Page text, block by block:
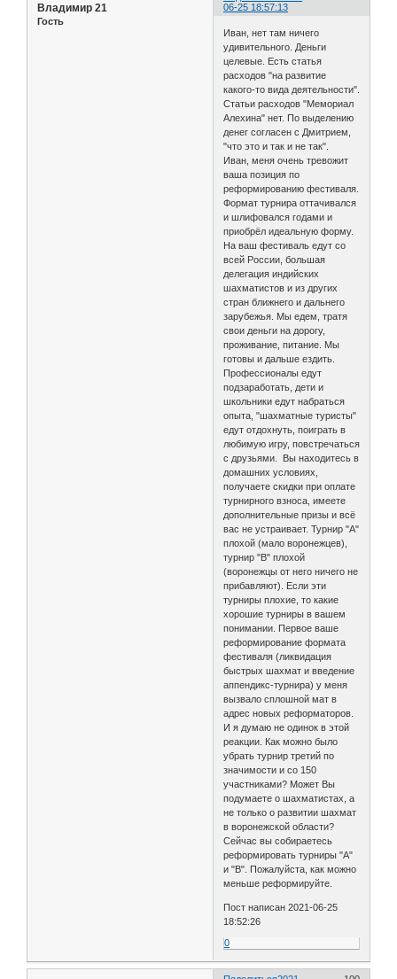
06-25 18:57:13
Владимир 21
Гость
Иван, нет там ничего
удивительного. Деньги
целевые. Есть статья
расходов "на развитие
какого-то вида деятельности".
Статьи расходов "Мемориал
Алехина" нет. По выделению
денег согласен с Дмитрием,
"что это и так и не так".
Иван, меня очень тревожит
ваша позиция по
реформированию фестиваля.
Формат турнира оттачивался
и шлифовался годами и
приобрёл идеальную форму.
На ваш фестиваль едут со
всей России, большая
делегация индийских
шахматистов и из других
стран ближнего и дальнего
зарубежья. Мы едем, тратя
свои деньги на дорогу,
проживание, питание. Мы
готовы и дальше ездить.
Профессионалы едут
подзаработать, дети и
школьники едут набраться
опыта, "шахматные туристы"
едут отдохнуть, поиграть в
любимую игру, повстречаться
с друзьями. Вы находитесь в
домашних условиях,
получаете скидки при оплате
турнирного взноса, имеете
дополнительные призы и всё
вас не устраивает. Турнир "А"
плохой (мало воронежцев),
турнир "В" плохой
(воронежцы от него ничего не
прибавляют). Если эти
турниры плохие, то какие
хорошие турниры в вашем
понимании. Первое ваше
реформирование формата
фестиваля (ликвидация
быстрых шахмат и введение
аппендикс-турнира) у меня
вызвало сплошной мат в
адрес новых реформаторов.
И я думаю не одинок в этой
реакции. Как можно было
убрать турнир третий по
значимости и со 150
участниками? Может Вы
подумаете о шахматистах, а
не только о развитии шахмат
в воронежской области?
Сейчас вы собираетесь
реформировать турниры "А"
и "В". Пожалуйста, как можно
меньше реформируйте.
Пост написан 2021-06-25
18:52:26
0